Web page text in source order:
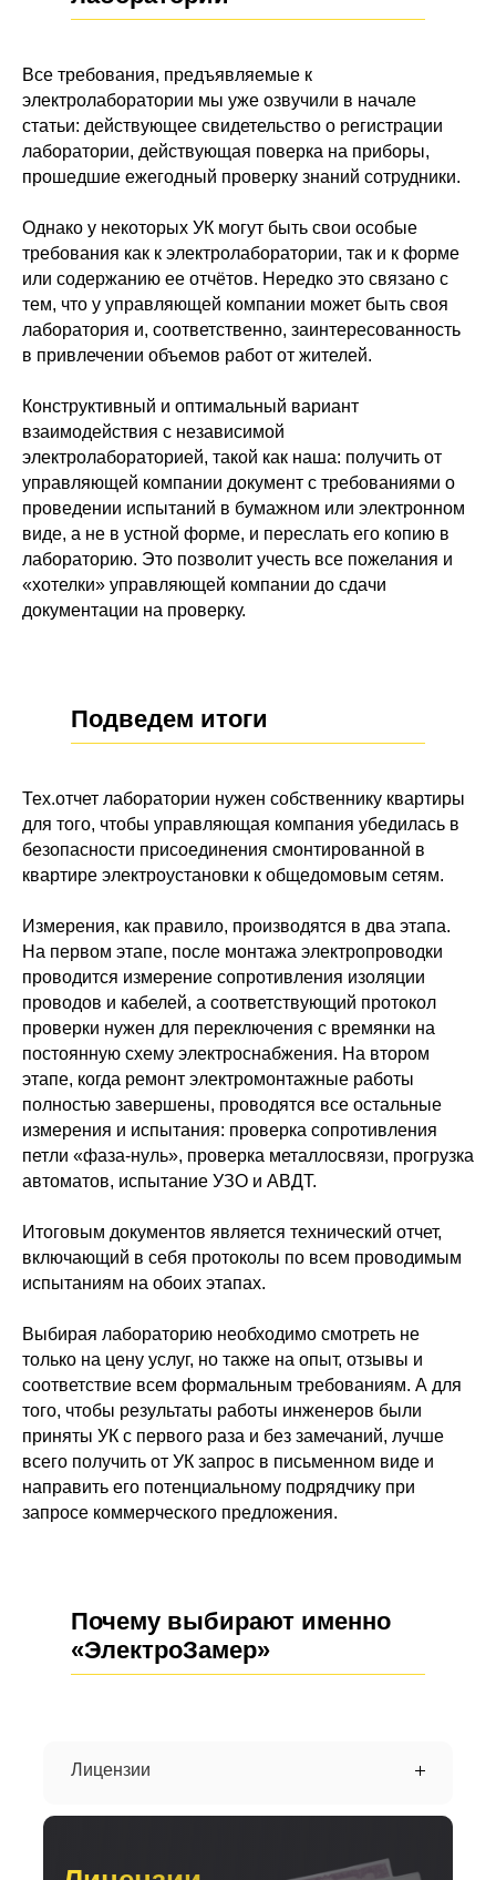
Все требования, предъявляемые к
электролаборатории мы уже озвучили в начале
статьи: действующее свидетельство о регистрации
лаборатории, действующая поверка на приборы,
прошедшие ежегодный проверку знаний сотрудники.
Однако у некоторых УК могут быть свои особые
требования как к электролаборатории, так и к форме
или содержанию ее отчётов. Нередко это связано с
тем, что у управляющей компании может быть своя
лаборатория и, соответственно, заинтересованность
в привлечении объемов работ от жителей.
Конструктивный и оптимальный вариант
взаимодействия с независимой
электролабораторией, такой как наша: получить от
управляющей компании документ с требованиями о
проведении испытаний в бумажном или электронном
виде, а не в устной форме, и переслать его копию в
лабораторию. Это позволит учесть все пожелания и
«хотелки» управляющей компании до сдачи
документации на проверку.
Подведем итоги
Тех.отчет лаборатории нужен собственнику квартиры
для того, чтобы управляющая компания убедилась в
безопасности присоединения смонтированной в
квартире электроустановки к общедомовым сетям.
Измерения, как правило, производятся в два этапа.
На первом этапе, после монтажа электропроводки
проводится измерение сопротивления изоляции
проводов и кабелей, а соответствующий протокол
проверки нужен для переключения с времянки на
постоянную схему электроснабжения. На втором
этапе, когда ремонт электромонтажные работы
полностью завершены, проводятся все остальные
измерения и испытания: проверка сопротивления
петли «фаза-нуль», проверка металлосвязи, прогрузка
автоматов, испытание УЗО и АВДТ.
Итоговым документов является технический отчет,
включающий в себя протоколы по всем проводимым
испытаниям на обоих этапах.
Выбирая лабораторию необходимо смотреть не
только на цену услуг, но также на опыт, отзывы и
соответствие всем формальным требованиям. А для
того, чтобы результаты работы инженеров были
приняты УК с первого раза и без замечаний, лучше
всего получить от УК запрос в письменном виде и
направить его потенциальному подрядчику при
запросе коммерческого предложения.
Почему выбирают именно
«ЭлектроЗамер»
Лицензии